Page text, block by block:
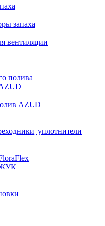
запаха
вентиляции
полива
AZUD
уплотнители
ЖУК